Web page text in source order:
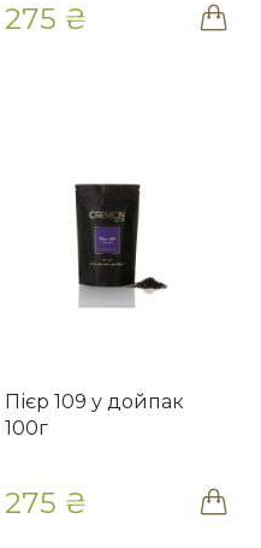
275 ₴
Пієр 109 у дойпак
100г
275 ₴